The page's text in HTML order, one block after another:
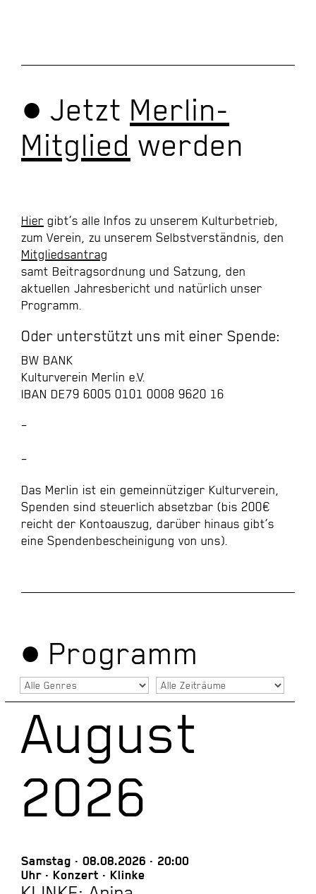
● Jetzt Merlin-
Mitglied werden
Hier gibt’s alle Infos zu unserem Kulturbetrieb,
zum Verein, zu unserem Selbstverständnis, den
Mitgliedsantrag
samt Beitragsordnung und Satzung, den
aktuellen Jahresbericht und natürlich unser
Programm.
Oder unterstützt uns mit einer Spende:
BW BANK
Kulturverein Merlin e.V.
IBAN DE79 6005 0101 0008 9620 16
–
–
Das Merlin ist ein gemeinnütziger Kulturverein,
Spenden sind steuerlich absetzbar (bis 200€
reicht der Kontoauszug, darüber hinaus gibt’s
eine Spendenbescheinigung von uns).
● Pro­gramm
August
2026
Samstag 08.08.2026
20:00
Uhr
Konzert Klinke